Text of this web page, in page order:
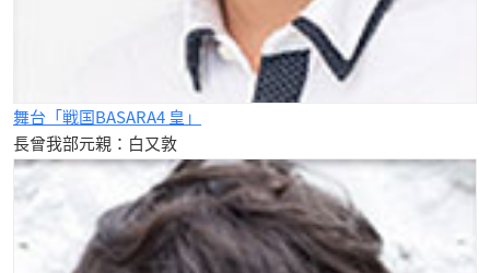
舞台「戦国BASARA4 皇」
長曾我部元親：白又敦